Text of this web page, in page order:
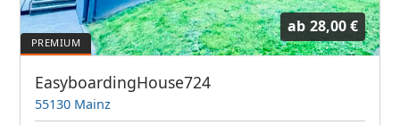
ab 28,00 €
EasyboardingHouse724
55130 Mainz